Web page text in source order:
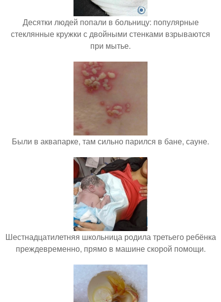
Десятки людей попали в больницу: популярные
стеклянные кружки с двойными стенками взрываются
при мытье.
Были в аквапарке, там сильно парился в бане, сауне.
Шестнадцатилетняя школьница родила третьего ребёнка
преждевременно, прямо в машине скорой помощи.